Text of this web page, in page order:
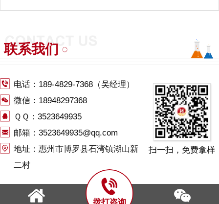
联系我们
电话： 189-4829-7368 （吴经理）
微信：18948297368
ＱＱ：3523649935
邮箱：3523649935@qq.com
地址：惠州市博罗县石湾镇湖山新
二村
扫一扫，免费拿样